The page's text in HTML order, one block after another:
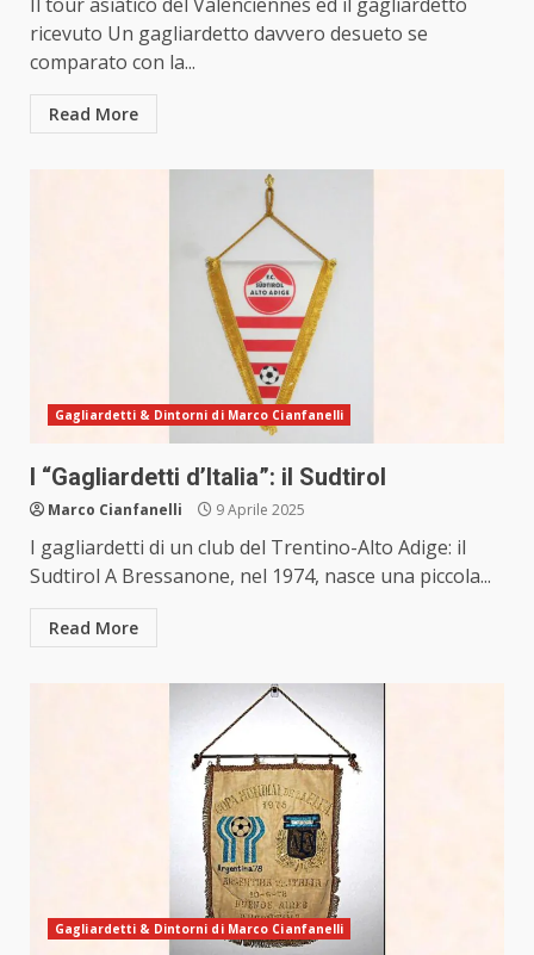
ricevuto Un gagliardetto davvero desueto se
comparato con la...
Read More
Gagliardetti & Dintorni di Marco Cianfanelli
I “Gagliardetti d’Italia”: il Sudtirol
Marco Cianfanelli 9 Aprile 2025
I gagliardetti di un club del Trentino-Alto Adige: il
Sudtirol A Bressanone, nel 1974, nasce una piccola...
Read More
Gagliardetti & Dintorni di Marco Cianfanelli